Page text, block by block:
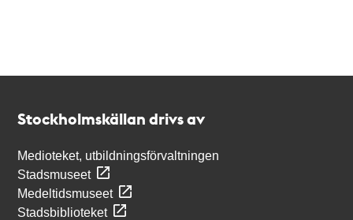
Stockholmskällan drivs av
Medioteket, utbildningsförvaltningen
Stadsmuseet
Medeltidsmuseet
Stadsbiblioteket